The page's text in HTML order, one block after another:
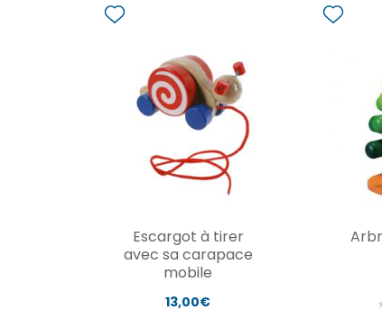
Escargot à tirer
avec sa carapace
mobile
13,00€